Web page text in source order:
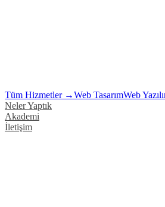
Tüm Hizmetler →Web TasarımWeb
Neler Yaptık
Akademi
İletişim